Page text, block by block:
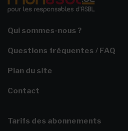
Qui sommes-nous ?
Questions fréquentes / FAQ
Plan du site
Contact
Tarifs des abonnements